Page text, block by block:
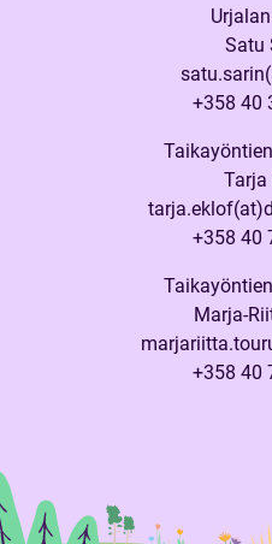
Satu
+358 40
Tarja
+358 40
Marja-
+358 40